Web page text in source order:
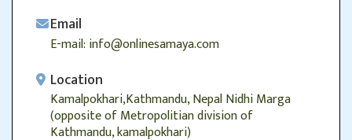
Email
E-mail: info@onlinesamaya.com
Location
Kamalpokhari,Kathmandu, Nepal Nidhi Marga
(opposite of Metropolitian division of
Kathmandu, kamalpokhari)